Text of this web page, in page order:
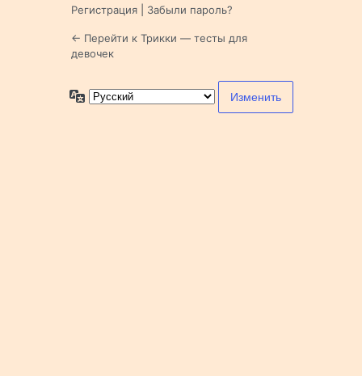
Регистрация Забыли пароль?
← Перейти к Трикки — тесты для
девочек
Язык